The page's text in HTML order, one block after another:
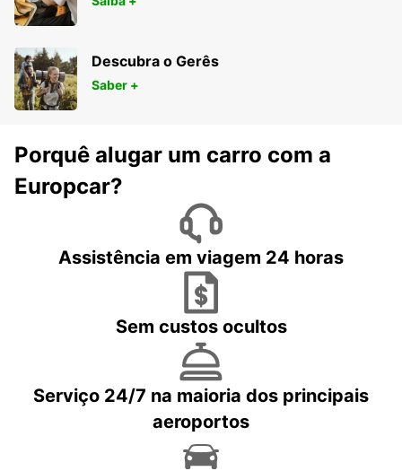
Descubra o Gerês
Saber +
Porquê alugar um carro com a
Europcar?
Assistência em viagem 24 horas
Sem custos ocultos
Serviço 24/7 na maioria dos principais
aeroportos